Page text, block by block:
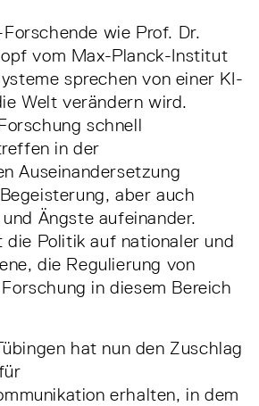
wie Prof. Dr.
vom Max-Planck-Institut
sprechen von einer KI-
Welt verändern wird.
schnell
in der
Auseinandersetzung
aber auch
Ängste aufeinander.
die Politik auf nationaler und
die Regulierung von
in diesem Bereich
hat nun den Zuschlag
erhalten, in dem